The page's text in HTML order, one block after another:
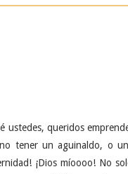
ustedes, queridos
tener un aguinaldo, o
¡Dios míoooo! No